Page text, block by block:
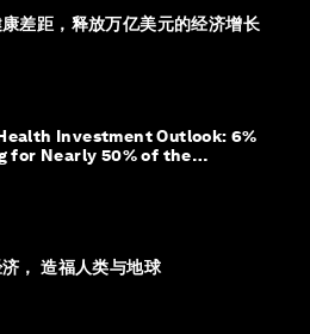
差距，释放万亿美元的经济增长
Investment Outlook: 6%
for Nearly 50% of the
， 造福人类与地球